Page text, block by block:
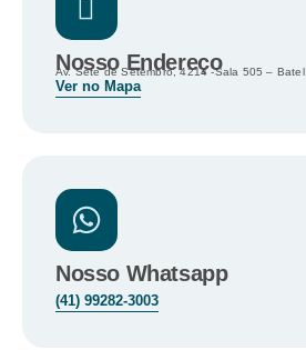
Nosso Endereço
Av. Sete de Setembro, 4214 -Sala 505 – Batel
Ver no Mapa
Nosso Whatsapp
(41) 99282-3003